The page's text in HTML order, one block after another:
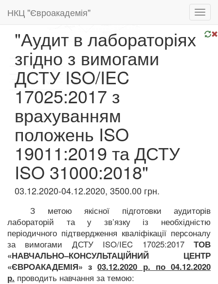
НКЦ "Євроакадемія"
"Аудит в лабораторіях
згідно з вимогами
ДСТУ ISO/IEC
17025:2017 з
врахуванням
положень ISO
19011:2019 та ДСТУ
ISO 31000:2018"
03.12.2020-04.12.2020, 3500.00 грн.
З метою якісної підготовки аудиторів
лабораторій та у зв’язку із необхідністю
періодичного підтвердження кваліфікації персоналу
за вимогами ДСТУ ISO/IEC 17025:2017 ТОВ
«НАВЧАЛЬНО–КОНСУЛЬТАЦІЙНИЙ ЦЕНТР
«ЄВРОАКАДЕМІЯ» з03.12.2020 р. по 04.12.2020
р. проводить навчання за темою: